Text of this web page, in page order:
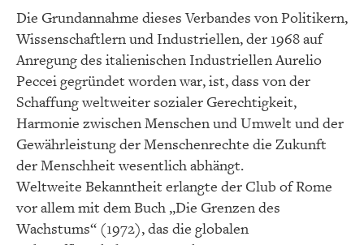
Die Grundannahme dieses Verbandes von Politikern,
Wissenschaftlern und Industriellen, der 1968 auf
Anregung des italienischen Industriellen Aurelio
Peccei gegründet worden war, ist, dass von der
Schaffung weltweiter sozialer Gerechtigkeit,
Harmonie zwischen Menschen und Umwelt und der
Gewährleistung der Menschenrechte die Zukunft
der Menschheit wesentlich abhängt.
Weltweite Bekanntheit erlangte der Club of Rome
vor allem mit dem Buch „Die Grenzen des
Wachstums“ (1972), das die globalen